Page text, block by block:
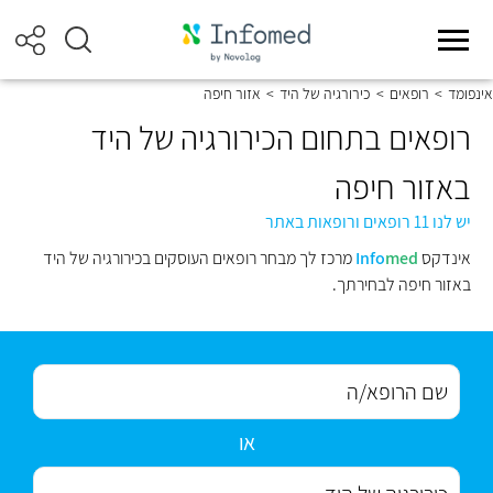
אינפומד > רופאים > כירורגיה של היד > אזור חיפה
רופאים בתחום הכירורגיה של היד
באזור חיפה
יש לנו 11 רופאים ורופאות באתר
אינדקס
Infomed
מרכז לך מבחר רופאים העוסקים בכירורגיה של היד
באזור חיפה לבחירתך.
או